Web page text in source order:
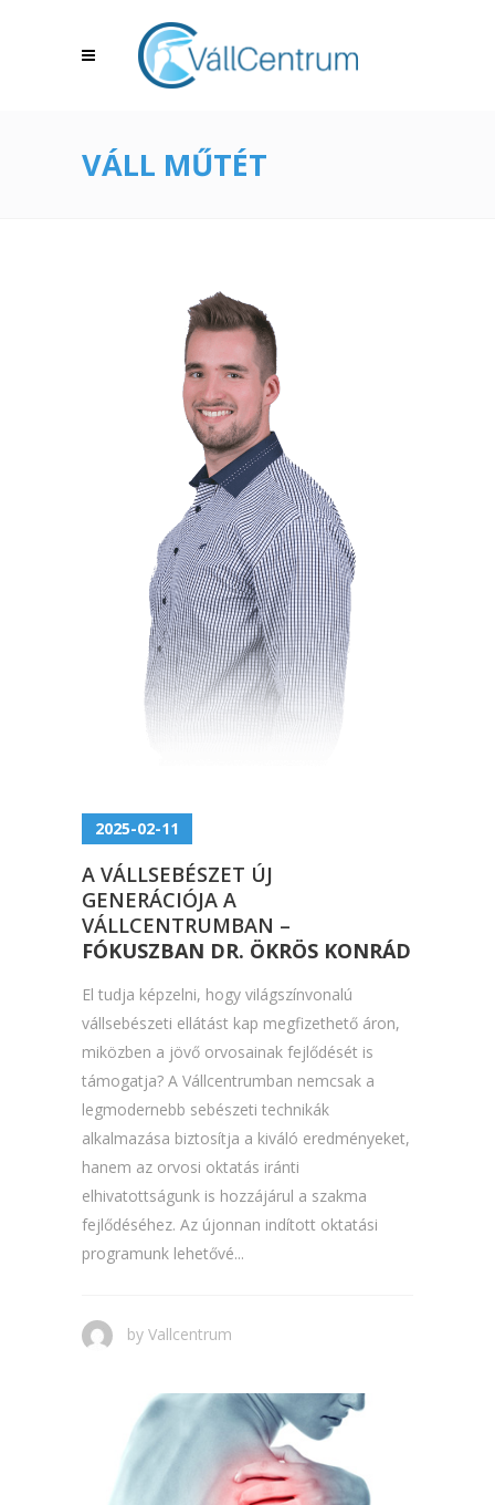
VÁLL MŰTÉT
2025-02-11
A VÁLLSEBÉSZET ÚJ
GENERÁCIÓJA A
VÁLLCENTRUMBAN –
FÓKUSZBAN DR. ÖKRÖS KONRÁD
El tudja képzelni, hogy világszínvonalú
vállsebészeti ellátást kap megfizethető áron,
miközben a jövő orvosainak fejlődését is
támogatja? A Vállcentrumban nemcsak a
legmodernebb sebészeti technikák
alkalmazása biztosítja a kiváló eredményeket,
hanem az orvosi oktatás iránti
elhivatottságunk is hozzájárul a szakma
fejlődéséhez. Az újonnan indított oktatási
programunk lehetővé...
by Vallcentrum